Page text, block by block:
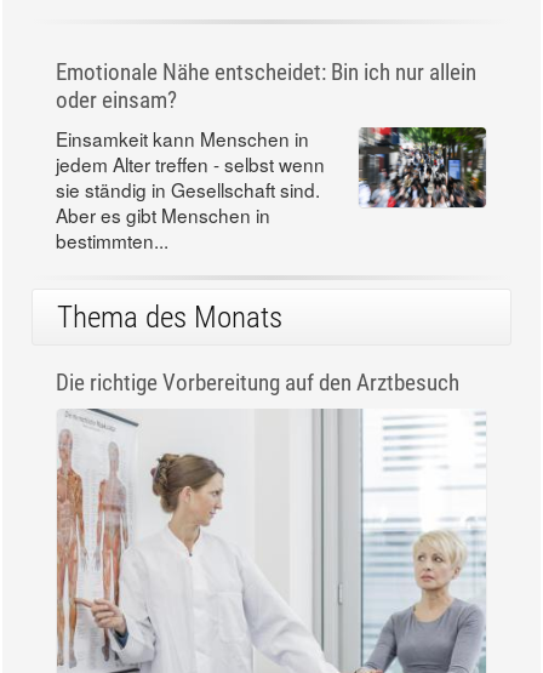
Emotionale Nähe entscheidet: Bin ich nur allein
oder einsam?
Einsamkeit kann Menschen in
jedem Alter treffen - selbst wenn
sie ständig in Gesellschaft sind.
Aber es gibt Menschen in
bestimmten...
Thema des Monats
Die richtige Vorbereitung auf den Arztbesuch